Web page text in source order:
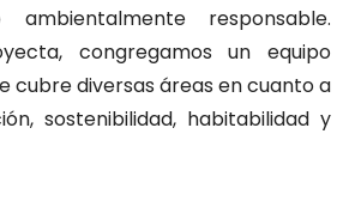
responsable.
congregamos un equipo
cubre diversas áreas en cuanto a
sostenibilidad, habitabilidad y